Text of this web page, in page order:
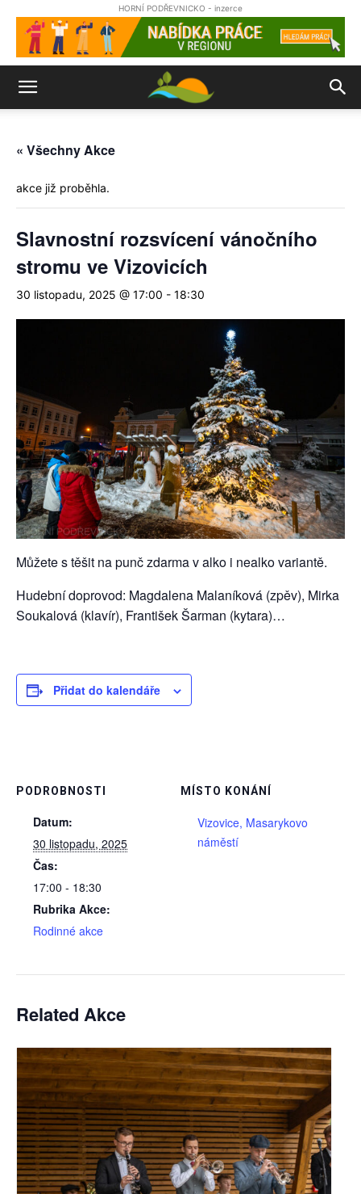
HORNÍ PODŘEVNICKO - inzerce
« Všechny Akce
akce již proběhla.
Slavnostní rozsvícení vánočního
stromu ve Vizovicích
30 listopadu, 2025 @ 17:00 - 18:30
Můžete s těšit na punč zdarma v alko i nealko variantě.
Hudební doprovod: Magdalena Malaníková (zpěv), Mirka
Soukalová (klavír), František Šarman (kytara)…
Přidat do kalendáře
PODROBNOSTI
Datum:
30 listopadu, 2025
Čas:
17:00 - 18:30
Rubrika Akce:
Rodinné akce
MÍSTO KONÁNÍ
Vizovice, Masarykovo
náměstí
Related Akce